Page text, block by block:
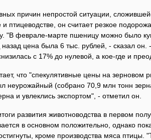
причин непростой ситуации,
и птицеводстве, он считает резкое
"В феврале-марте пшеницу можно было
назад цена была 6 тыс. рублей, - сказал он.
с 17% до нулевой, а кое-где и
что "спекулятивные цены на зерновом
неурожайный (собрано 70,9 млн тонн
и увлеклись экспортом", - отметил он.
развития животноводства в первом
в основном положительно, однако
кроме производства мяса птицы.